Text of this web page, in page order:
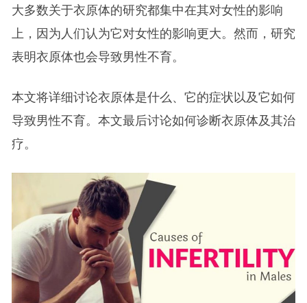
大多数关于衣原体的研究都集中在其对女性的影响
上，因为人们认为它对女性的影响更大。然而，研究
表明衣原体也会导致男性不育。
本文将详细讨论衣原体是什么、它的症状以及它如何
导致男性不育。本文最后讨论如何诊断衣原体及其治
疗。